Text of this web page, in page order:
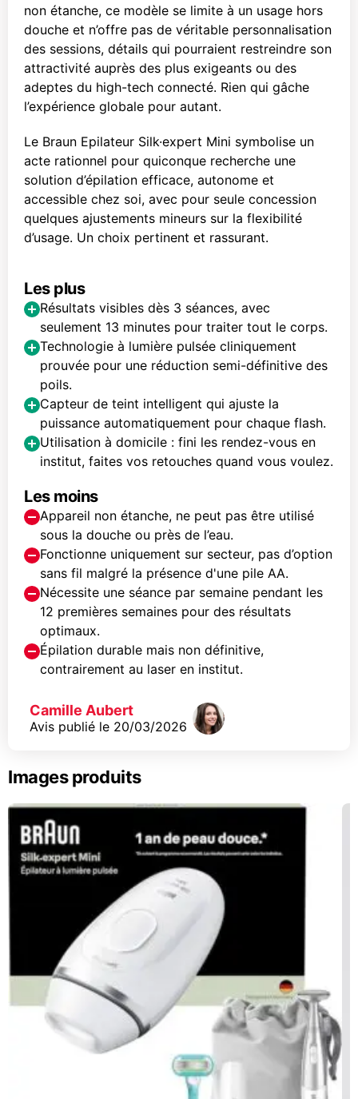
non étanche, ce modèle se limite à un usage hors
douche et n’offre pas de véritable personnalisation
des sessions, détails qui pourraient restreindre son
attractivité auprès des plus exigeants ou des
adeptes du high-tech connecté. Rien qui gâche
l’expérience globale pour autant.
Le Braun Epilateur Silk·expert Mini symbolise un
acte rationnel pour quiconque recherche une
solution d’épilation efficace, autonome et
accessible chez soi, avec pour seule concession
quelques ajustements mineurs sur la flexibilité
d’usage. Un choix pertinent et rassurant.
Les plus
Résultats visibles dès 3 séances, avec
seulement 13 minutes pour traiter tout le corps.
Technologie à lumière pulsée cliniquement
prouvée pour une réduction semi-définitive des
poils.
Capteur de teint intelligent qui ajuste la
puissance automatiquement pour chaque flash.
Utilisation à domicile : fini les rendez-vous en
institut, faites vos retouches quand vous voulez.
Les moins
Appareil non étanche, ne peut pas être utilisé
sous la douche ou près de l’eau.
Fonctionne uniquement sur secteur, pas d’option
sans fil malgré la présence d'une pile AA.
Nécessite une séance par semaine pendant les
12 premières semaines pour des résultats
optimaux.
Épilation durable mais non définitive,
contrairement au laser en institut.
Camille Aubert
Avis publié le 20/03/2026
Images produits